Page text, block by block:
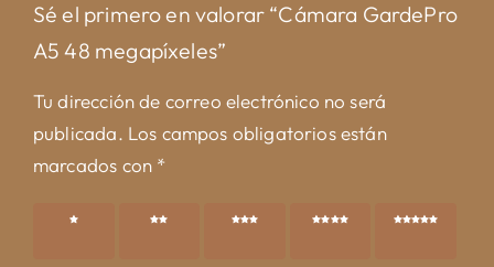
Sé el primero en valorar “Cámara GardePro
A5 48 megapíxeles”
Tu dirección de correo electrónico no será
publicada. Los campos obligatorios están
marcados con *
1 de 5
2 de 5
3 de 5
4 de 5
5 de 5